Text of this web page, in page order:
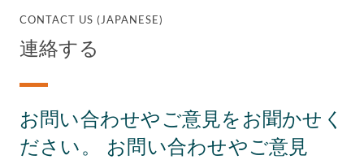
CONTACT US (JAPANESE)
連絡する
お問い合わせやご意見をお聞かせく
ださい。 お問い合わせやご意見